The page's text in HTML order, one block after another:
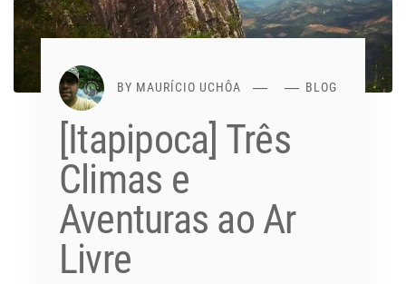
BY MAURÍCIO UCHÔA BLOG
[Itapipoca] Três
Climas e
Aventuras ao Ar
Livre